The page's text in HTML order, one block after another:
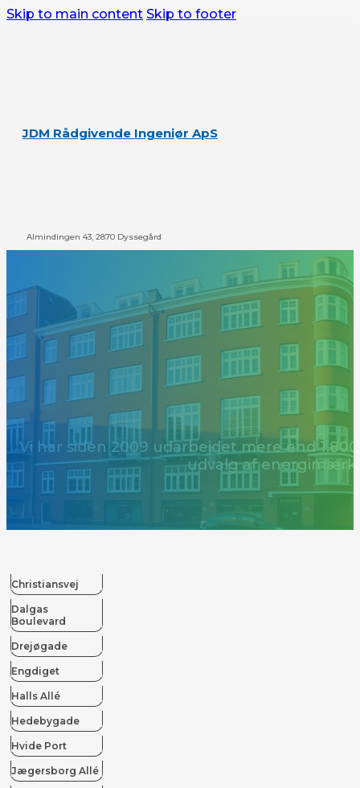
Skip to main content Skip to footer
JDM Rådgivende Ingeniør ApS
Almindingen 43, 2870 Dyssegård
Vi har siden 2009 udarbejdet mere end
udvalg af
Christiansvej
Dalgas
Boulevard
Drejøgade
Engdiget
Halls Allé
Hedebygade
Hvide Port
Jægersborg Allé